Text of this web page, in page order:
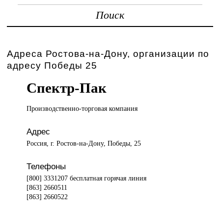
Поиск
Адреса Ростова-на-Дону, организации по
адресу Победы 25
Спектр-Пак
Производственно-торговая компания
Адрес
Россия, г. Ростов-на-Дону, Победы, 25
Телефоны
[800] 3331207 бесплатная горячая линия
[863] 2660511
[863] 2660522